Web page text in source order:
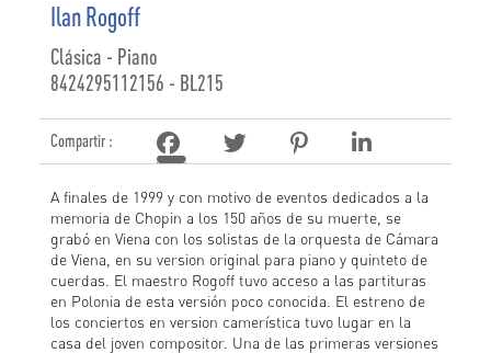
Ilan Rogoff
Clásica - Piano
8424295112156 - BL215
Compartir :
A finales de 1999 y con motivo de eventos dedicados a la
memoria de Chopin a los 150 años de su muerte, se
grabó en Viena con los solistas de la orquesta de Cámara
de Viena, en su version original para piano y quinteto de
cuerdas. El maestro Rogoff tuvo acceso a las partituras
en Polonia de esta versión poco conocida. El estreno de
los conciertos en version camerística tuvo lugar en la
casa del joven compositor. Una de las primeras versiones